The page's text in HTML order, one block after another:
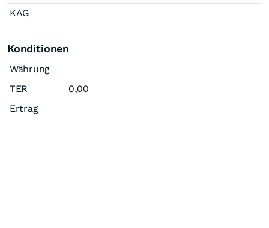
KAG
Konditionen
Währung
TER
0,00
Ertrag